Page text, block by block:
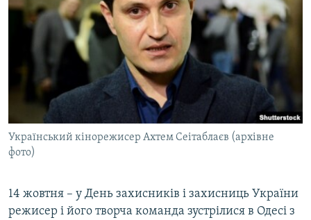
Український кінорежисер Ахтем Сеітаблаєв (архівне
фото)
14 жовтня – у День захисників і захисниць України
режисер і його творча команда зустрілися в Одесі з